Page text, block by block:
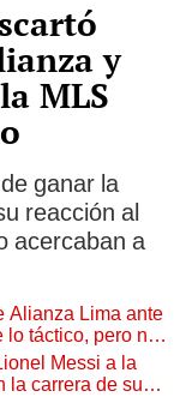
y
MLS
ganar la
reacción al
acercaban a
Alianza Lima ante
lo táctico, pero no
Messi a la
la carrera de su